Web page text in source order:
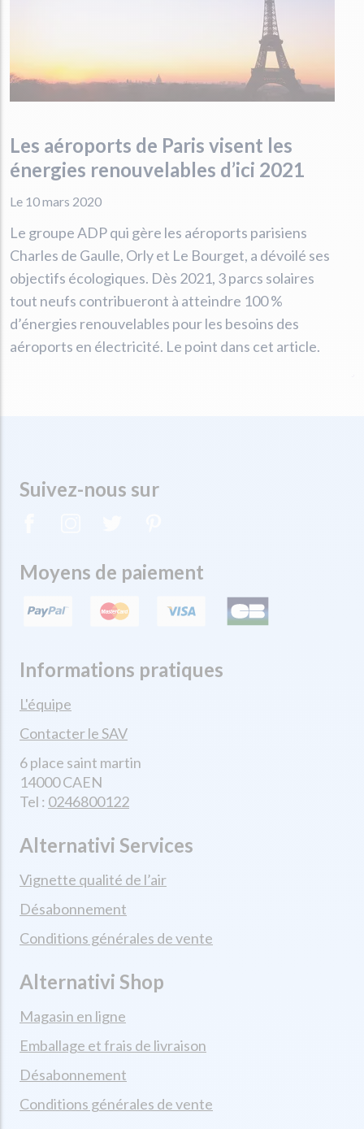
Les aéroports de Paris visent les
énergies renouvelables d’ici 2021
Le 10 mars 2020
Le groupe ADP qui gère les aéroports parisiens
Charles de Gaulle, Orly et Le Bourget, a dévoilé ses
objectifs écologiques. Dès 2021, 3 parcs solaires
tout neufs contribueront à atteindre 100 %
d’énergies renouvelables pour les besoins des
aéroports en électricité. Le point dans cet article.
Suivez-nous sur
Moyens de paiement
Informations pratiques
L'équipe
Contacter le SAV
6 place saint martin
14000 CAEN
Tel : 0246800122
Alternativi Services
Vignette qualité de l’air
Désabonnement
Conditions générales de vente
Alternativi Shop
Magasin en ligne
Emballage et frais de livraison
Désabonnement
Conditions générales de vente